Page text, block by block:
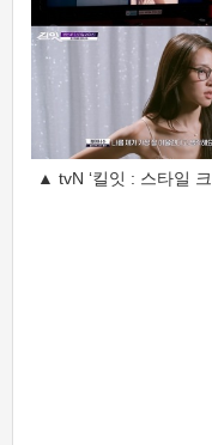
▲ tvN ‘킬잇 : 스타일